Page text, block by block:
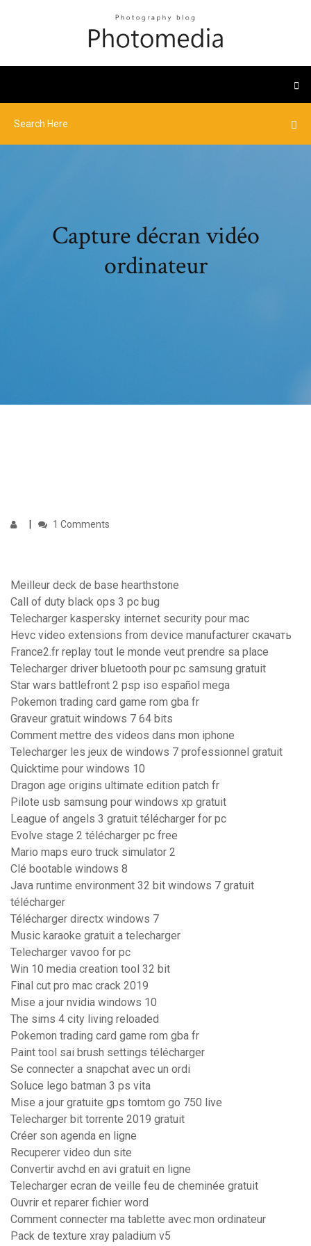
Capture décran vidéo
ordinateur
1 Comments
Meilleur deck de base hearthstone
Call of duty black ops 3 pc bug
Telecharger kaspersky internet security pour mac
Hevc video extensions from device manufacturer скачать
France2.fr replay tout le monde veut prendre sa place
Telecharger driver bluetooth pour pc samsung gratuit
Star wars battlefront 2 psp iso español mega
Pokemon trading card game rom gba fr
Graveur gratuit windows 7 64 bits
Comment mettre des videos dans mon iphone
Telecharger les jeux de windows 7 professionnel gratuit
Quicktime pour windows 10
Dragon age origins ultimate edition patch fr
Pilote usb samsung pour windows xp gratuit
League of angels 3 gratuit télécharger for pc
Evolve stage 2 télécharger pc free
Mario maps euro truck simulator 2
Clé bootable windows 8
Java runtime environment 32 bit windows 7 gratuit
télécharger
Télécharger directx windows 7
Music karaoke gratuit a telecharger
Telecharger vavoo for pc
Win 10 media creation tool 32 bit
Final cut pro mac crack 2019
Mise a jour nvidia windows 10
The sims 4 city living reloaded
Pokemon trading card game rom gba fr
Paint tool sai brush settings télécharger
Se connecter a snapchat avec un ordi
Soluce lego batman 3 ps vita
Mise a jour gratuite gps tomtom go 750 live
Telecharger bit torrente 2019 gratuit
Créer son agenda en ligne
Recuperer video dun site
Convertir avchd en avi gratuit en ligne
Telecharger ecran de veille feu de cheminée gratuit
Ouvrir et reparer fichier word
Comment connecter ma tablette avec mon ordinateur
Pack de texture xray paladium v5